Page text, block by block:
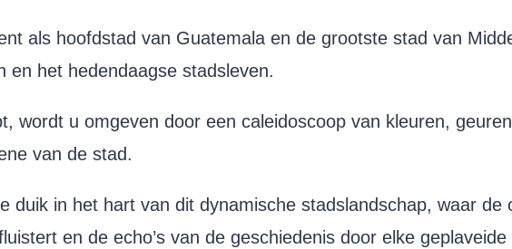
als hoofdstad van Guatemala en de grootste stad van
en het hedendaagse stadsleven.
wordt u omgeven door een caleidoscoop van kleuren,
van de stad.
duik in het hart van dit dynamische stadslandschap, waar
en de echo’s van de geschiedenis door elke